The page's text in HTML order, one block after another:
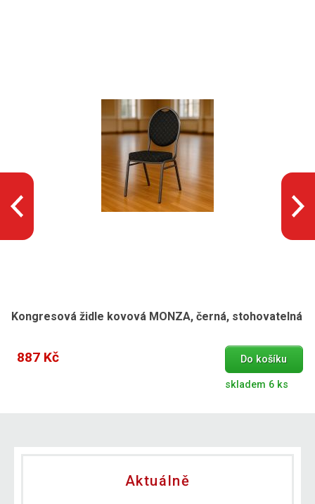
Kongresová židle kovová MONZA, černá, stohovatelná
887 Kč Do košíku
skladem 6 ks
Aktuálně